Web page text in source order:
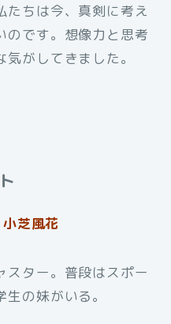
たちは今、真剣に考え
のです。想像力と思考
がしてきました。
小芝風花
スター。普段はスポー
の妹がいる。